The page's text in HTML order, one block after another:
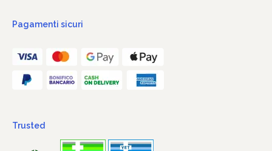
Pagamenti sicuri
Trusted